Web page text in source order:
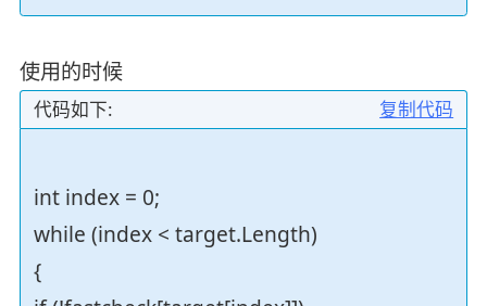
使用的时候
复制代码
代码如下:
int index = 0;
while (index < target.Length)
{